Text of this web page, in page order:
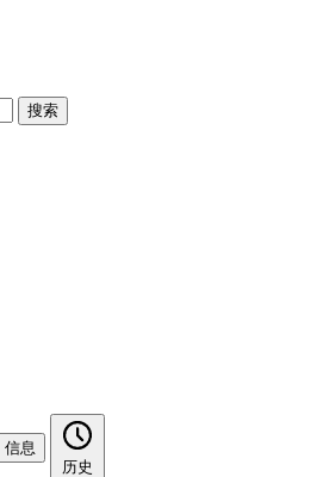
搜索
信息
历史